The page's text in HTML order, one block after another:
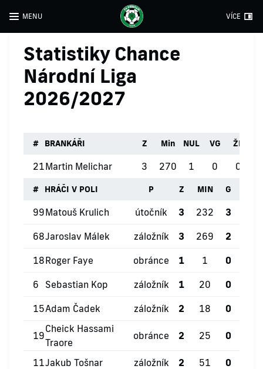
MENU VÍCE
Statistiky Chance
Národní Liga
2026/2027
# BRANKÁŘI Z Min NUL VG ŽK
21Martin Melichar 3 270 1 0 0
# HRÁČI V POLI P Z MIN G
99Matouš Krulich útočník 3 232 3
68Jaroslav Málek záložník 3 269 2
18Roger Faye obránce 1 1 0
6 Sebastian Kop záložník 1 20 0
15Adam Čadek záložník 2 18 0
19
Cheick Hassami
Traore
obránce 2 25 0
11Jakub Tošnar záložník 2 51 0